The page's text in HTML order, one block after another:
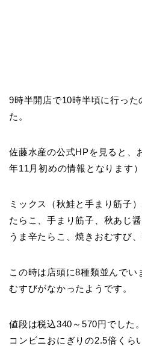
9時半開店で10時半頃に行った
た。
佐藤水産の公式HPを見ると、
年11月初めの情報となります）
ミックス（秋鮭と手まり筋子
たらこ、手まり筋子、秋あじ
うま辛たらこ、焼きおむすび
この時は店頭に8種類並んでい
むすびがなかったようです。
値段は税込340～570円でした
コンビニおにぎりの2.5倍くら